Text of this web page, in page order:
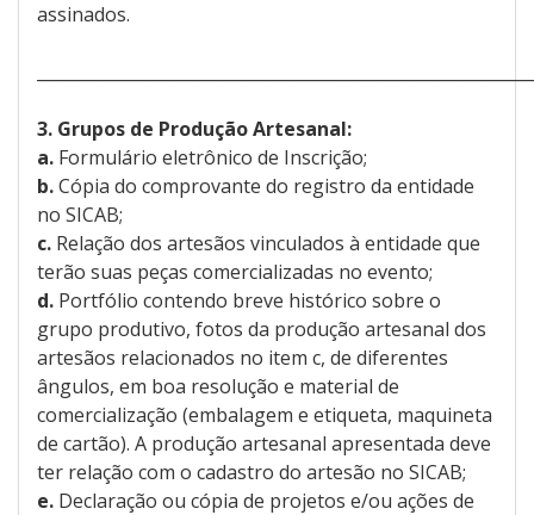
assinados.
3. Grupos de Produção Artesanal:
a. Formulário eletrônico de Inscrição;
b.Cópia do comprovante do registro da entidade
no SICAB;
c. Relação dos artesãos vinculados à entidade que
terão suas peças comercializadas no evento;
d. Portfólio contendo breve histórico sobre o
grupo produtivo, fotos da produção artesanal dos
artesãos relacionados no item c, de diferentes
ângulos, em boa resolução e material de
comercialização (embalagem e etiqueta, maquineta
de cartão). A produção artesanal apresentada deve
ter relação com o cadastro do artesão no SICAB;
e. Declaração ou cópia de projetos e/ou ações de